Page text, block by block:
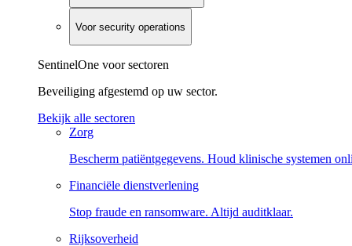
Voor security operations
SentinelOne voor sectoren
Beveiliging afgestemd op uw sector.
Bekijk alle sectoren
Zorg
Bescherm patiëntgegevens. Houd klinische systemen
Financiële dienstverlening
Stop fraude en ransomware. Altijd auditklaar.
Rijksoverheid